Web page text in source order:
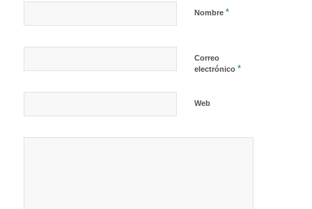
Nombre *
Correo
electrónico *
Web